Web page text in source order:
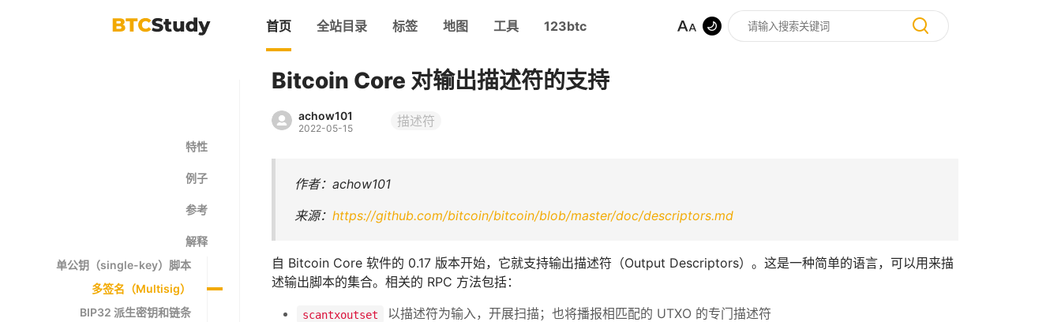
首页 全站目录 标签 地图 工具 123btc
特性
例子
参考
解释
单公钥（single-key）脚本
多签名（Multisig）
BIP32 派生密钥和链条
Bitcoin Core 对输出描述符的支持
achow101
2022-05-15 描述符
作者：achow101
来源： https://github.com/bitcoin/bitcoin/blob/master/doc/descriptors.md
自 Bitcoin Core 软件的 0.17 版本开始，它就支持输出描述符（Output Descriptors）。这是一种简单的语言，可以用来描
述输出脚本的集合。相关的 RPC 方法包括：
scantxoutset 以描述符为输入，开展扫描；也将播报相匹配的 UTXO 的专门描述符